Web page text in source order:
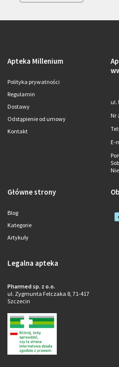
Apteka Millenium
Polityka prywatności
Regulamin
Dostawy
Odstąpienie od umowy
Kontakt
ul.
Nr
E-
Główne strony
Blog
Kategorie
Artykuły
Legalna apteka
Pharmed sp. z o.o.
ul. Zygmunta Felczaka 8, 71-417
Szczecin